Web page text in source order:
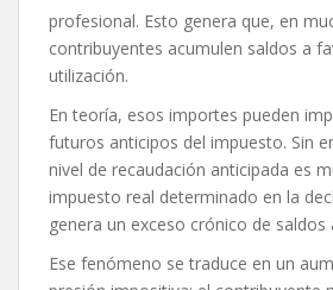
profesional. Esto genera que, en
contribuyentes acumulen saldos a
utilización.
En teoría, esos importes pueden
futuros anticipos del impuesto. Sin
nivel de recaudación anticipada es
impuesto real determinado en la
genera un exceso crónico de saldos
Ese fenómeno se traduce en un